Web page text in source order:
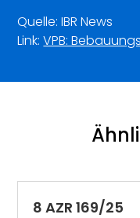
Quelle: IBR News
Link:VPB:
8 AZR 169/25